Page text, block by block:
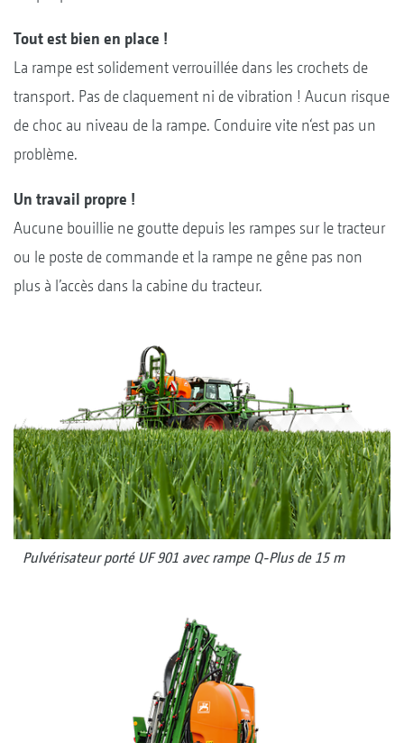
Tout est bien en place !
La rampe est solidement verrouillée dans les crochets de
transport. Pas de claquement ni de vibration ! Aucun risque
de choc au niveau de la rampe. Conduire vite n‘est pas un
problème.
Un travail propre !
Aucune bouillie ne goutte depuis les rampes sur le tracteur
ou le poste de commande et la rampe ne gêne pas non
plus à l’accès dans la cabine du tracteur.
Pulvérisateur porté UF 901 avec rampe Q-Plus de 15 m